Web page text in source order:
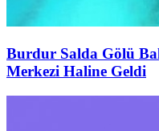
Burdur Salda Gölü
Merkezi Haline Geldi